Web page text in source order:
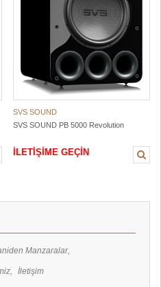
SVS SOUND
SVS SOUND PB 5000 Revolution
İLETİŞİME GEÇİN
Manzaralar
İletişim